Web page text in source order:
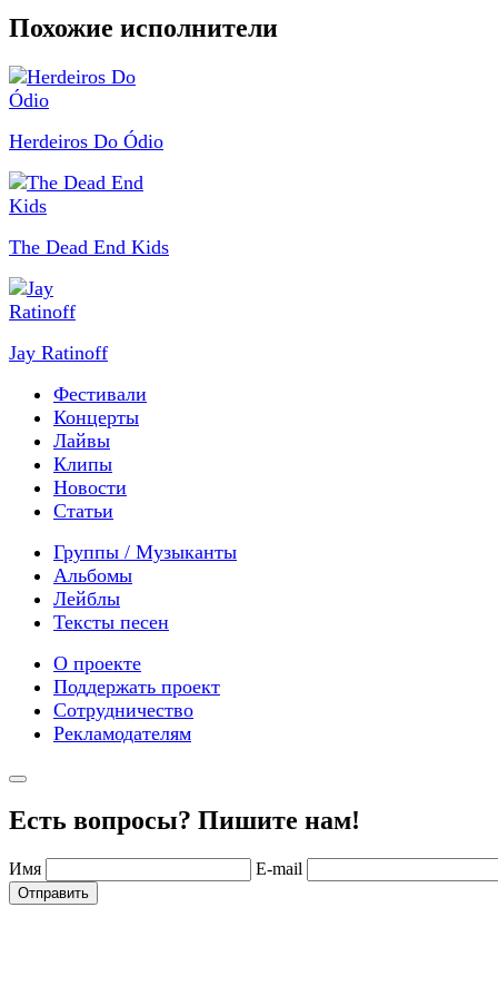
Похожие исполнители
Herdeiros Do Ódio
The Dead End Kids
Jay Ratinoff
Фестивали
Концерты
Лайвы
Клипы
Новости
Статьи
Группы / Музыканты
Альбомы
Лейблы
Тексты песен
О проекте
Поддержать проект
Сотрудничество
Рекламодателям
Есть вопросы? Пишите нам!
Имя E-mail